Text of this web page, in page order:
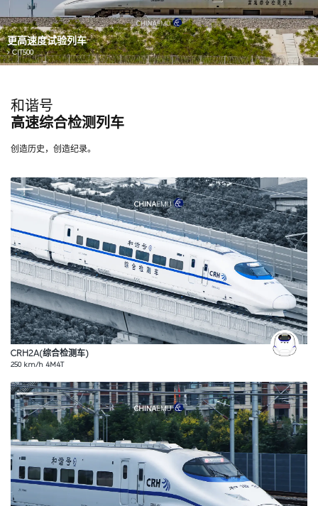
更高速度试验列车
CIT500
和谐号
高速综合检测列车
创造历史，创造纪录。
CRH2A(综合检测车)
250 km/h 4M4T